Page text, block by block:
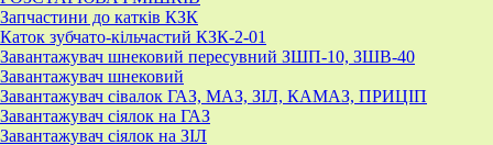
Запчастини до катків КЗК
Каток зубчато-кільчастий КЗК-2-01
Завантажувач шнековий пересувний ЗШП-10, ЗШВ-40
Завантажувач шнековий
Завантажувач сівалок ГАЗ, МАЗ, ЗІЛ, КАМАЗ, ПРИЦІП
Завантажувач сіялок на ГАЗ
Завантажувач сіялок на ЗІЛ